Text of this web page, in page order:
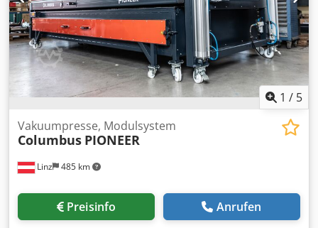
Fixkosten. Zustand: sofort einsatzbereit Besonders
interessant für: - kleinere Betriebe Dedezqtm Aepfx Akvjwa
- Einstieg in die Vakuumtechnik - Ergänzung zur
bestehenden Ausstattung
1 / 5
Linz 485 km
Vakuumpresse, Modulsystem
Columbus PIONEER
Preisinfo Anrufen